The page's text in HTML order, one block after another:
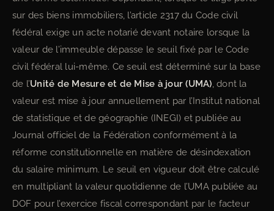
sur des biens immobiliers, l’article 2317 du Code civil
fédéral exige un acte notarié devant notaire lorsque la
valeur de l’immeuble dépasse le seuil fixé par le Code
civil fédéral lui-même. Ce seuil est déterminé sur la base
de l’Unité de Mesure et de Mise à jour (UMA), dont la
valeur est mise à jour annuellement par l’Institut national
de statistique et de géographie (INEGI) et publiée au
Journal officiel de la Fédération conformément à la
réforme constitutionnelle en matière de désindexation
du salaire minimum. Le seuil en vigueur doit être calculé
en multipliant la valeur quotidienne de l’UMA publiée au
DOF pour l’exercice fiscal correspondant par le facteur